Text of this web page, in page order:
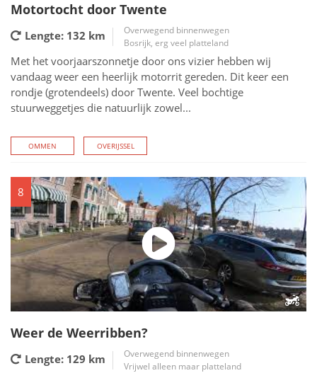
Motortocht door Twente
Lengte: 132 km
Overwegend binnenwegen
Bosrijk, erg veel platteland
Met het voorjaarszonnetje door ons vizier hebben wij
vandaag weer een heerlijk motorrit gereden. Dit keer een
rondje (grotendeels) door Twente. Veel bochtige
stuurweggetjes die natuurlijk zowel...
OMMEN OVERIJSSEL
8
Weer de Weerribben?
Lengte: 129 km
Overwegend binnenwegen
Vrijwel alleen maar platteland